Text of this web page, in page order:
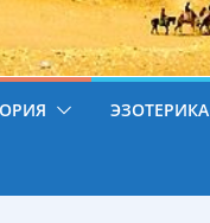
ЭЗОТЕРИКА